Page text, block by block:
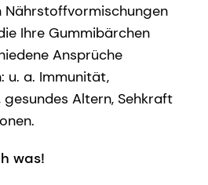
Ihre Gummibärchen
Ansprüche
u. a. Immunität,
Altern, Sehkraft
was!